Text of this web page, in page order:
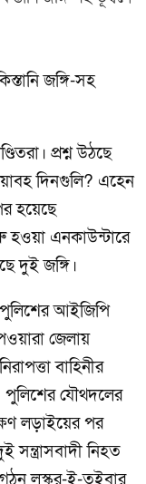
জঙ্গি-সহ
প্রশ্ন উঠছে
দিনগুলি? এহেন
হয়েছে
হওয়া এনকাউন্টারে
দুই জঙ্গি।
আইজিপি
জেলায়
বাহিনীর
যৌথদলের
লড়াইয়ের পর
সন্ত্রাসবাদী নিহত